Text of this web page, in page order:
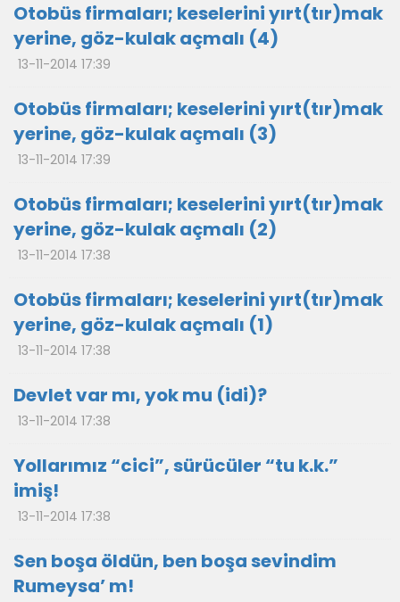
Otobüs firmaları; keselerini yırt(tır)mak
yerine, göz-kulak açmalı (4)
13-11-2014 17:39
Otobüs firmaları; keselerini yırt(tır)mak
yerine, göz-kulak açmalı (3)
13-11-2014 17:39
Otobüs firmaları; keselerini yırt(tır)mak
yerine, göz-kulak açmalı (2)
13-11-2014 17:38
Otobüs firmaları; keselerini yırt(tır)mak
yerine, göz-kulak açmalı (1)
13-11-2014 17:38
Devlet var mı, yok mu (idi)?
13-11-2014 17:38
Yollarımız “cici”, sürücüler “tu k.k.”
imiş!
13-11-2014 17:38
Sen boşa öldün, ben boşa sevindim
Rumeysa’ m!